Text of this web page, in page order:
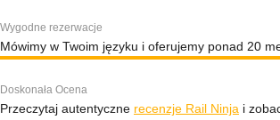
Wygodne rezerwacje
Mówimy w Twoim języku i oferujemy ponad 20
Doskonała Ocena
Przeczytaj autentyczne recenzje Rail Ninja i